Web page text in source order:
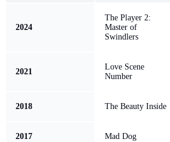
2024
The Player 2:
Master of
Swindlers
2021
Love Scene
Number
2018 The Beauty Inside
2017 Mad Dog